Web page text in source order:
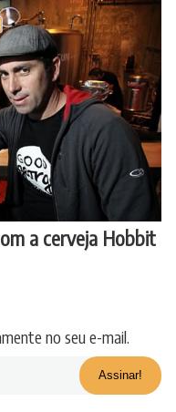
a cerveja Hobbit
no seu e-mail.